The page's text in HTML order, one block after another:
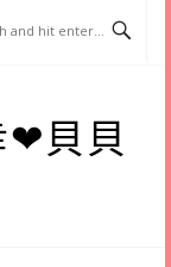
❤貝貝